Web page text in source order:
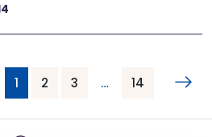
1 2 3 … 14